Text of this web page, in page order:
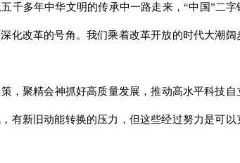
千多年中华文明的传承中一路走来，“中国”二字
化改革的号角。我们乘着改革开放的时代大潮
，聚精会神抓好高质量发展，推动高水平科技
有新旧动能转换的压力，但这些经过努力是可